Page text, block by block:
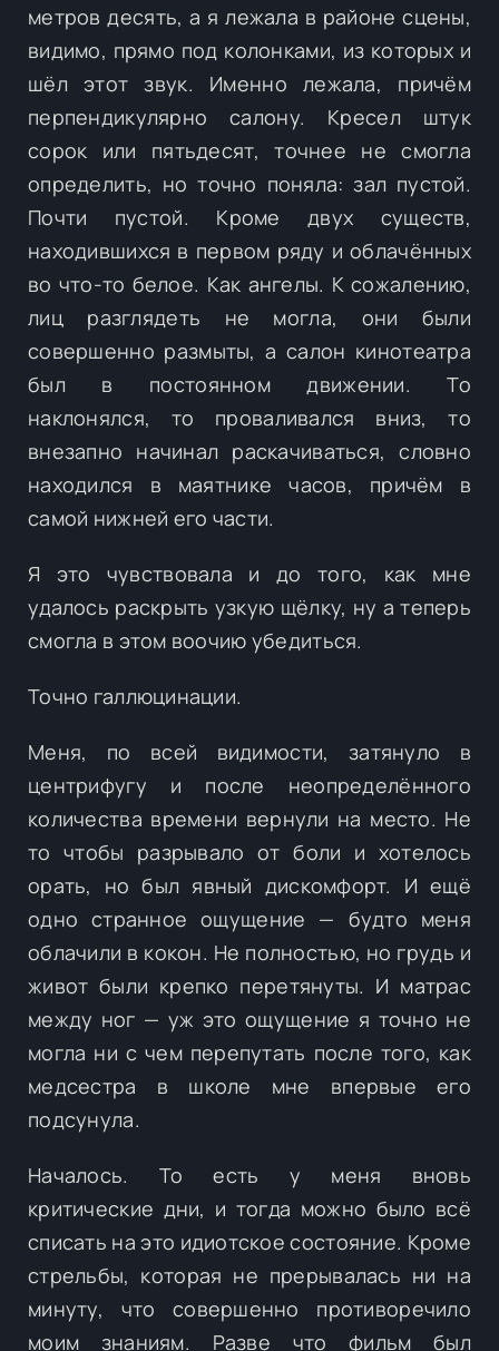
метров десять, а я лежала в районе сцены,
видимо, прямо под колонками, из которых и
шёл этот звук. Именно лежала, причём
перпендикулярно салону. Кресел штук
сорок или пятьдесят, точнее не смогла
определить, но точно поняла: зал пустой.
Почти пустой. Кроме двух существ,
находившихся в первом ряду и облачённых
во что-то белое. Как ангелы. К сожалению,
лиц разглядеть не могла, они были
совершенно размыты, а салон кинотеатра
был в постоянном движении. То
наклонялся, то проваливался вниз, то
внезапно начинал раскачиваться, словно
находился в маятнике часов, причём в
самой нижней его части.
Я это чувствовала и до того, как мне
удалось раскрыть узкую щёлку, ну а теперь
смогла в этом воочию убедиться.
Точно галлюцинации.
Меня, по всей видимости, затянуло в
центрифугу и после неопределённого
количества времени вернули на место. Не
то чтобы разрывало от боли и хотелось
орать, но был явный дискомфорт. И ещё
одно странное ощущение — будто меня
облачили в кокон. Не полностью, но грудь и
живот были крепко перетянуты. И матрас
между ног — уж это ощущение я точно не
могла ни с чем перепутать после того, как
медсестра в школе мне впервые его
подсунула.
Началось. То есть у меня вновь
критические дни, и тогда можно было всё
списать на это идиотское состояние. Кроме
стрельбы, которая не прерывалась ни на
минуту, что совершенно противоречило
моим знаниям. Разве что фильм был